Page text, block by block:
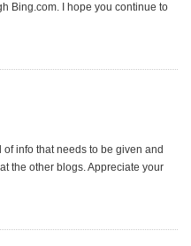
Bing.com. I hope you continue to
of info that needs to be given and
the other blogs. Appreciate your